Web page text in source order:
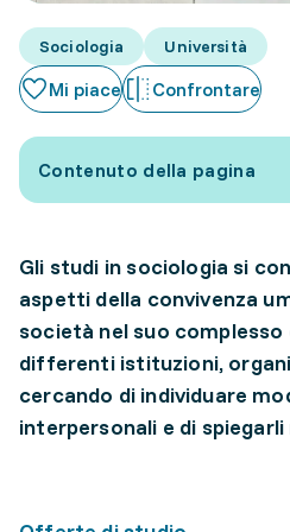
Sociologia Università
Mi piace Confrontare
Contenuto della pagina
Gli studi in sociologia si
aspetti della convivenza
società nel suo complesso
differenti istituzioni,
cercando di individuare
interpersonali e di